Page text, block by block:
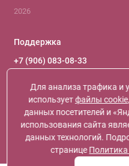
2026
Поддержка
+7 (906) 083-08-33
+7 (916) 120-46-09
+7 (968) 398-54-45
Обратный звонок
Ежедневно с 10:30 до 19:30
Для анализа трафика и
используетфайлы cookie
данных посетителей и
использования сайта
данных технологий.
странице